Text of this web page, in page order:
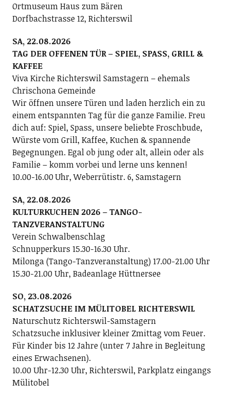
Ortmuseum Haus zum Bären
Dorfbachstrasse 12, Richterswil
SA, 22.08.2026
TAG DER OFFENEN TÜR – SPIEL, SPASS, GRILL &
KAFFEE
Viva Kirche Richterswil Samstagern – ehemals
Chrischona Gemeinde
Wir öffnen unsere Türen und laden herzlich ein zu
einem entspannten Tag für die ganze Familie. Freu
dich auf: Spiel, Spass, unsere beliebte Froschbude,
Würste vom Grill, Kaffee, Kuchen & spannende
Begegnungen. Egal ob jung oder alt, allein oder als
Familie – komm vorbei und lerne uns kennen!
10.00-16.00 Uhr, Weberrütistr. 6, Samstagern
SA, 22.08.2026
KULTURKUCHEN 2026 – TANGO-
TANZVERANSTALTUNG
Verein Schwalbenschlag
Schnupperkurs 15.30-16.30 Uhr.
Milonga (Tango-Tanzveranstaltung) 17.00-21.00 Uhr
15.30-21.00 Uhr, Badeanlage Hüttnersee
SO, 23.08.2026
SCHATZSUCHE IM MÜLITOBEL RICHTERSWIL
Naturschutz Richterswil-Samstagern
Schatzsuche inklusiver kleiner Zmittag vom Feuer.
Für Kinder bis 12 Jahre (unter 7 Jahre in Begleitung
eines Erwachsenen).
10.00 Uhr-12.30 Uhr, Richterswil, Parkplatz eingangs
Mülitobel